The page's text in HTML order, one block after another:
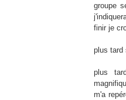
groupe
finir je
plus tard
plus
m'a